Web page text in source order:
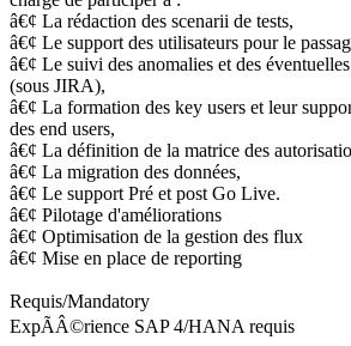
â€¢ La rédaction des scenarii de tests,
â€¢ Le support des utilisateurs pour le
â€¢ Le suivi des anomalies et des
(sous JIRA),
â€¢ La formation des key users et leur
des end users,
â€¢ La définition de la matrice des
â€¢ La migration des données,
â€¢ Le support Pré et post Go Live.
â€¢ Pilotage d'améliorations
â€¢ Optimisation de la gestion des flux
â€¢ Mise en place de reporting
Requis/Mandatory
ExpÃÂ©rience SAP 4/HANA requis